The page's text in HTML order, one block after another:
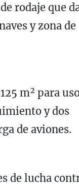
rodaje que
y zona de
m² para
y dos
de aviones.
de lucha